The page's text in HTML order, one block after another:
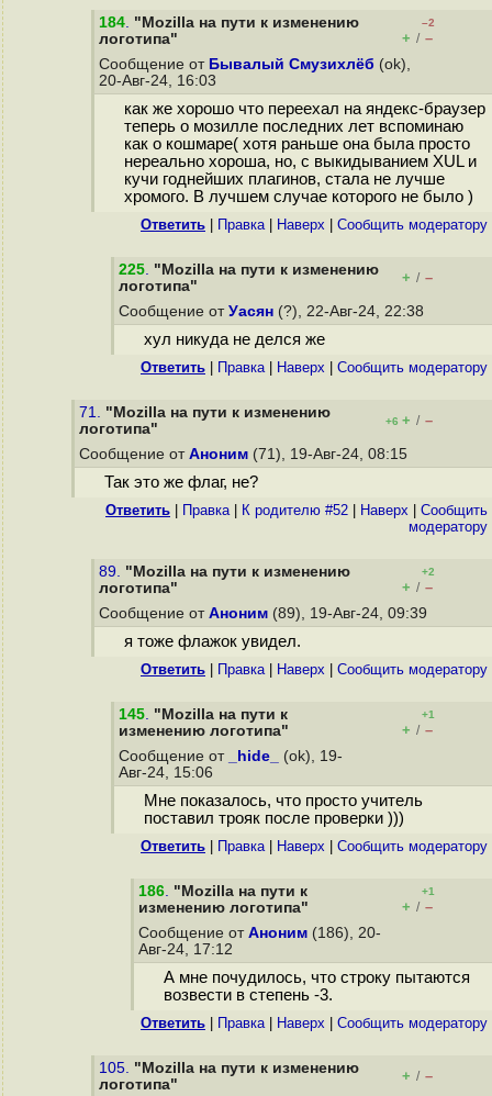
184. "Mozilla на пути к изменению
логотипа"
–2
+ / –
Сообщение от Бывалый Смузихлёб (ok),
20-Авг-24, 16:03
как же хорошо что переехал на яндекс-браузер
теперь о мозилле последних лет вспоминаю
как о кошмаре( хотя раньше она была просто
нереально хороша, но, с выкидыванием XUL и
кучи годнейших плагинов, стала не лучше
хромого. В лучшем случае которого не было )
Ответить Правка| Наверх Cообщить модератору
225. "Mozilla на пути к изменению
логотипа"
+ / –
Сообщение от Уасян (?), 22-Авг-24, 22:38
хул никуда не делся же
Ответить Правка| Наверх Cообщить модератору
71. "Mozilla на пути к изменению
логотипа"
+6 + / –
Сообщение от Аноним (71), 19-Авг-24, 08:15
Так это же флаг, не?
Ответить Правка| К родителю #52 Наверх
Cообщить
модератору
89. "Mozilla на пути к изменению
логотипа"
+2
+ / –
Сообщение от Аноним (89), 19-Авг-24, 09:39
я тоже флажок увидел.
Ответить Правка| Наверх Cообщить модератору
145. "Mozilla на пути к
изменению логотипа"
+1
+ / –
Сообщение от
_hide_
(ok), 19-
Авг-24, 15:06
Мне показалось, что просто учитель
поставил трояк после проверки )))
Ответить Правка| Наверх Cообщить модератору
186. "Mozilla на пути к
изменению логотипа"
+1
+ / –
Сообщение от Аноним (186), 20-
Авг-24, 17:12
А мне почудилось, что строку пытаются
возвести в степень -3.
Ответить Правка| Наверх Cообщить модератору
105. "Mozilla на пути к изменению
логотипа"
+ / –